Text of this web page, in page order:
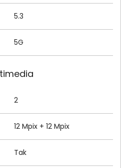
5.3
5G
2
12 Mpix + 12 Mpix
Tak